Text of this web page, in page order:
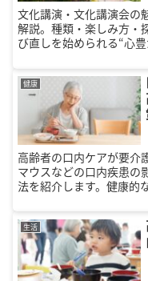
文化講演・文化講演会の
解説。種類・楽しみ方・
び直しを始められる“心
健康
高齢者の口内ケアが要介
マウスなどの口内疾患の
法を紹介します。健康的
生活